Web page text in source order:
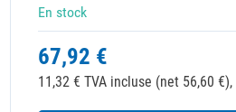
En stock
67,92 €
11,32 € TVA incluse (net 56,60 €),